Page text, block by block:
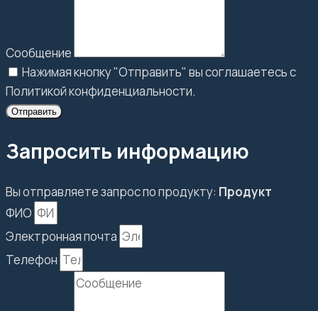
Сообщение
Нажимая кнопку "Отправить" вы соглашаетесь с
Политикой конфиденциальности.
Отправить
Запросить информацию
Вы отправляете запрос по продукту: Продукт
ФИО
Электронная почта
Телефон